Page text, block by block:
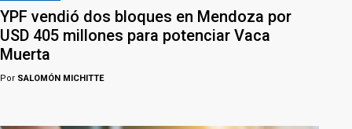
YPF vendió dos bloques en Mendoza por
USD 405 millones para potenciar Vaca
Muerta
Por SALOMÓN MICHITTE